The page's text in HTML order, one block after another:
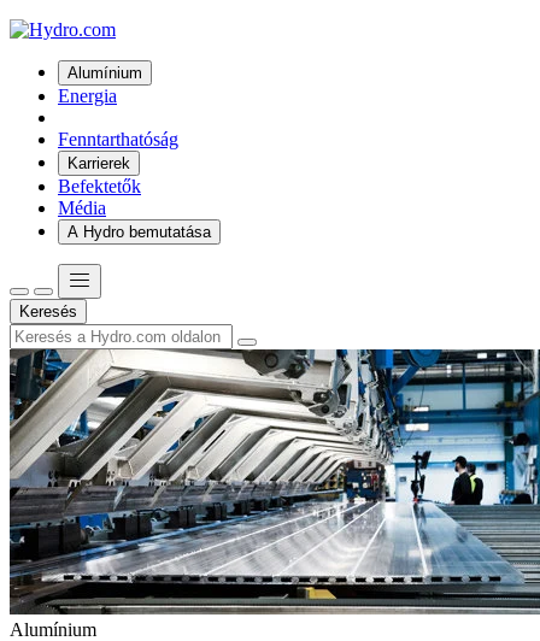
Alumínium
Energia
Fenntarthatóság
Karrierek
Befektetők
Média
A Hydro bemutatása
Keresés
Alumínium